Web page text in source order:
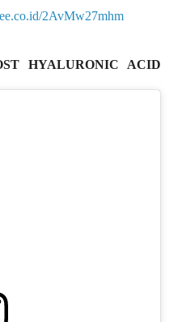
2AvMw27mhm
HYALURONIC ACID